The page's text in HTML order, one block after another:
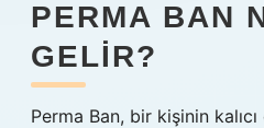
PERMA BAN
GELIR?
Perma Ban, bir kişinin